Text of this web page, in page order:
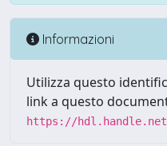
Informazioni
Utilizza questo
link a questo
https://hdl.handle.net/